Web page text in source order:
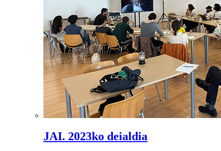
JAI. 2023ko deialdia